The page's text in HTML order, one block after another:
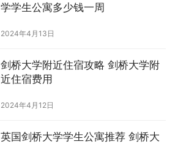
学学生公寓多少钱一周
2024年4月13日
剑桥大学附近住宿攻略 剑桥大学附
近住宿费用
2024年4月12日
英国剑桥大学学生公寓推荐 剑桥大